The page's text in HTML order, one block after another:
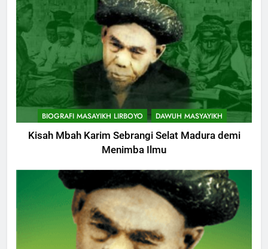
BIOGRAFI MASAYIKH LIRBOYO DAWUH MASYAYIKH
Kisah Mbah Karim Sebrangi Selat Madura demi
Menimba Ilmu